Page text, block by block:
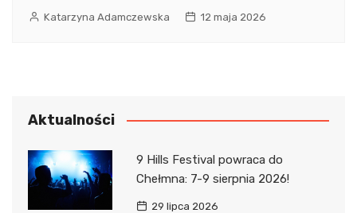
Katarzyna Adamczewska 12 maja 2026
Aktualności
9 Hills Festival powraca do
Chełmna: 7-9 sierpnia 2026!
29 lipca 2026